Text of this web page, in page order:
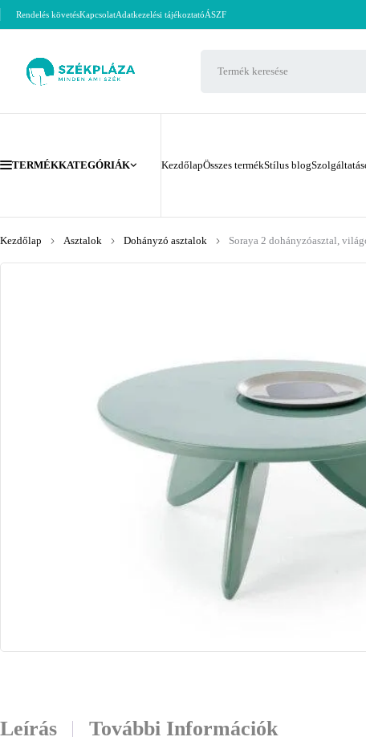
Rendelés követésKapcsolatAdatkezelési tájékoztatóÁSZF
TERMÉKKATEGÓRIÁK KezdőlapÖsszes termékStílus blog
Kezdőlap Asztalok Dohányzó asztalok Soraya 2 dohányzóasztal,
Leírás További Információk